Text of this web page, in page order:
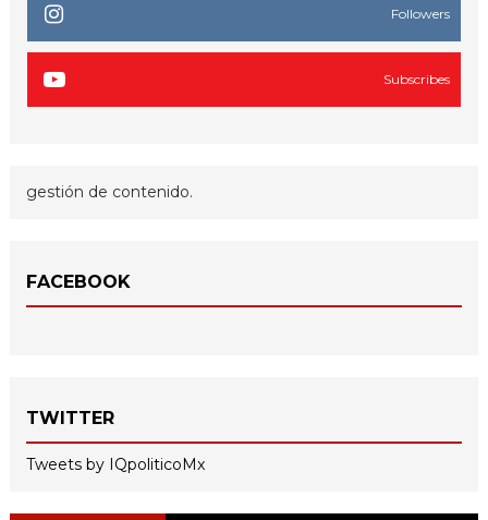
Followers
Subscribes
gestión de contenido.
FACEBOOK
TWITTER
Tweets by IQpoliticoMx